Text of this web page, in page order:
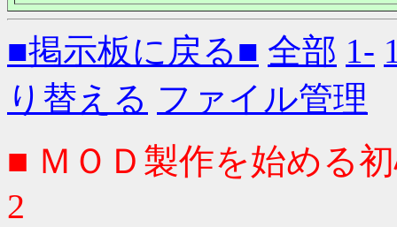
■掲示板に戻る■ 全部 1-
り替える ファイル管理
■ ＭＯＤ製作を始める
2